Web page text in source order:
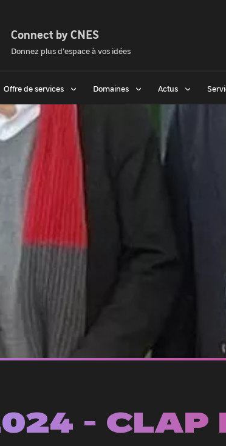
Connect by CNES
Donnez plus d'espace à vos idées
Offre de services Domaines Actus
- CLAP